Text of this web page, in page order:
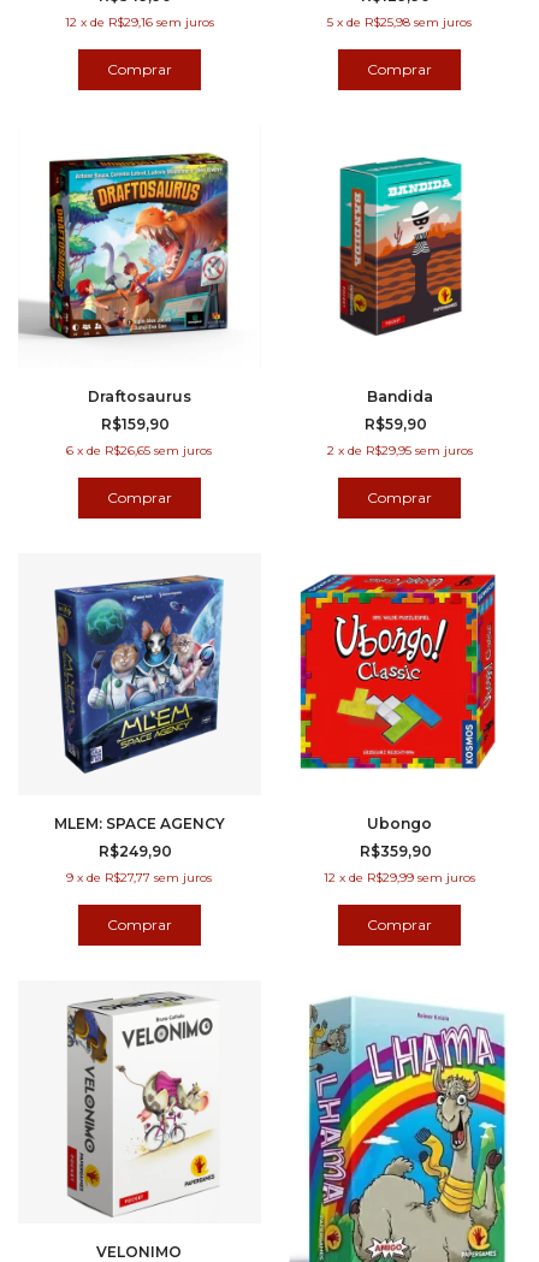
12 x de R$29,16 sem juros 5 xde R$25,98 sem juros
Draftosaurus
R$159,90
6 xde R$26,65 sem juros
Bandida
R$59,90
2 x de R$29,95 sem juros
MLEM: SPACE AGENCY
R$249,90
9 xde R$27,77 sem juros
Ubongo
R$359,90
12 xde R$29,99 sem juros
VELONIMO